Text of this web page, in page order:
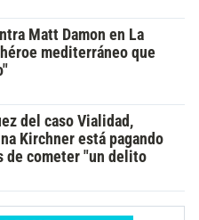
Matt Damon en La
mediterráneo que
del caso Vialidad,
Kirchner está pagando
de cometer "un delito